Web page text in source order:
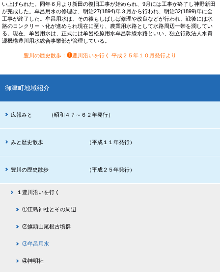
い上げられた。同年６月より新田の復旧工事が始められ、9月には工事が終了し神野新田
が完成した。牟呂用水の修理は、明治27(1894)年３月から行われ、明治32(1899)年に全
工事が終了した。牟呂用水は、その後もしばしば修理や改良などが行われ、戦後には水
路のコンクリート化が進められ現在に至り、農業用水路として水路周辺一帯を潤してい
る。現在、牟呂用水は、正式には牟呂松原用水牟呂幹線水路といい、独立行政法人水資
源機構豊川用水総合事業部が管理している。
豊川の歴史散歩 ：❶豊川沿いを行く 平成２５年１０月発行より
御津町地域紹介
広報みと （昭和４７～６２年発行）
みと歴史散歩 （平成１１年発行）
豊川の歴史散歩 （平成２５年発行）
１豊川沿いを行く
①江島神社とその周辺
②旗頭山尾根古墳群
③牟呂用水
④神明社